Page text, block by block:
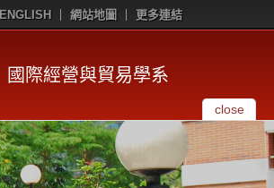
ENGLISH 網站地圖 更多連結
國際經營與貿易學系
close